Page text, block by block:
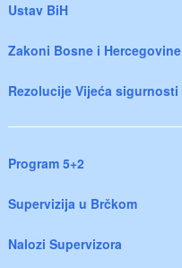
Ustav BiH
Zakoni Bosne i Hercegovine
Rezolucije Vijeća sigurnosti
Program 5+2
Supervizija u Brčkom
Nalozi Supervizora